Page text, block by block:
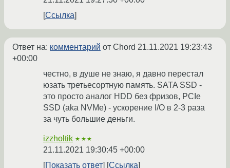
Ссылка
Ответ на: комментарий от Chord 21.11.2021 19:23:43
+00:00
честно, в душе не знаю, я давно перестал
юзать третьесортную память. SATA SSD -
это просто аналог HDD без фризов, PCIe
SSD (aka NVMe) - ускорение I/O в 2-3 раза
за чуть большие деньги.
izzholtik ★★★
21.11.2021 19:30:45 +00:00
Показать ответ
Ссылка